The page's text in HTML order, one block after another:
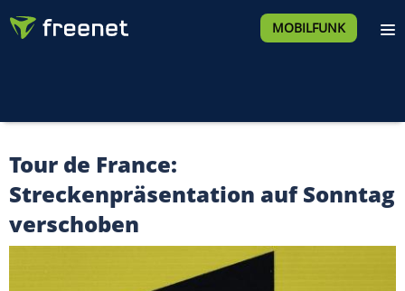
MOBILFUNK
Tour de France:
Streckenpräsentation auf Sonntag
verschoben